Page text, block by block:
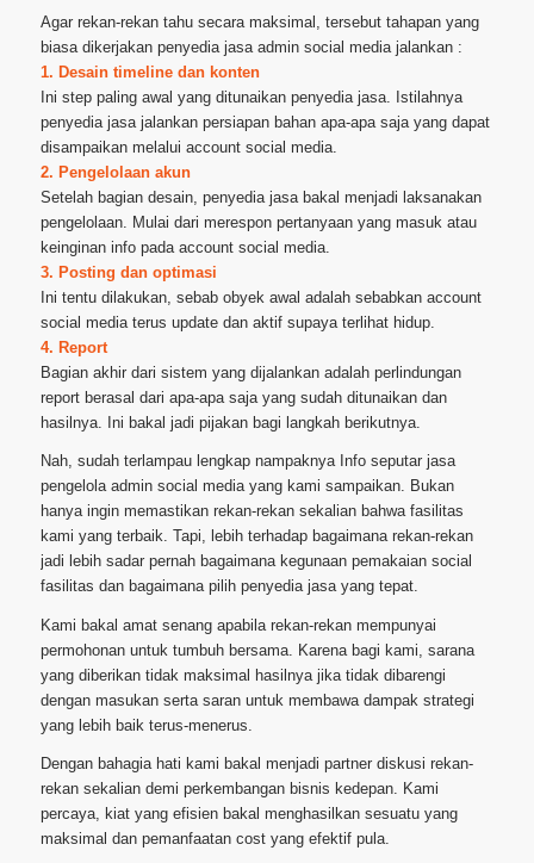
Agar rekan-rekan tahu secara maksimal, tersebut tahapan yang
biasa dikerjakan penyedia jasa admin social media jalankan :
1. Desain timeline dan konten
Ini step paling awal yang ditunaikan penyedia jasa. Istilahnya
penyedia jasa jalankan persiapan bahan apa-apa saja yang dapat
disampaikan melalui account social media.
2. Pengelolaan akun
Setelah bagian desain, penyedia jasa bakal menjadi laksanakan
pengelolaan. Mulai dari merespon pertanyaan yang masuk atau
keinginan info pada account social media.
3. Posting dan optimasi
Ini tentu dilakukan, sebab obyek awal adalah sebabkan account
social media terus update dan aktif supaya terlihat hidup.
4. Report
Bagian akhir dari sistem yang dijalankan adalah perlindungan
report berasal dari apa-apa saja yang sudah ditunaikan dan
hasilnya. Ini bakal jadi pijakan bagi langkah berikutnya.
Nah, sudah terlampau lengkap nampaknya Info seputar jasa
pengelola admin social media yang kami sampaikan. Bukan
hanya ingin memastikan rekan-rekan sekalian bahwa fasilitas
kami yang terbaik. Tapi, lebih terhadap bagaimana rekan-rekan
jadi lebih sadar pernah bagaimana kegunaan pemakaian social
fasilitas dan bagaimana pilih penyedia jasa yang tepat.
Kami bakal amat senang apabila rekan-rekan mempunyai
permohonan untuk tumbuh bersama. Karena bagi kami, sarana
yang diberikan tidak maksimal hasilnya jika tidak dibarengi
dengan masukan serta saran untuk membawa dampak strategi
yang lebih baik terus-menerus.
Dengan bahagia hati kami bakal menjadi partner diskusi rekan-
rekan sekalian demi perkembangan bisnis kedepan. Kami
percaya, kiat yang efisien bakal menghasilkan sesuatu yang
maksimal dan pemanfaatan cost yang efektif pula.